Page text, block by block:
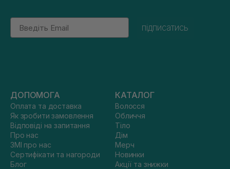
Email
підписатись
ДОПОМОГА
Оплата та доставка
Як зробити замовлення
Відповіді на запитання
Про нас
ЗМІ про нас
Сертифікати та нагороди
Блог
КАТАЛОГ
Волосся
Обличчя
Тіло
Дім
Мерч
Новинки
Акції та знижки